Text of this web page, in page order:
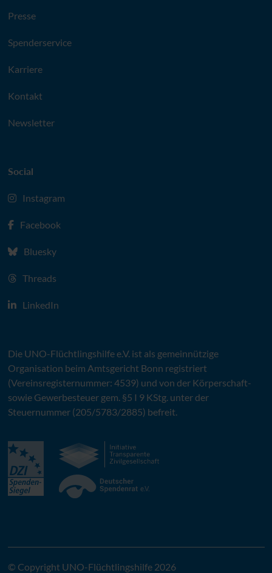
Presse
Spenderservice
Karriere
Kontakt
Newsletter
Social
Instagram
Facebook
Bluesky
Threads
LinkedIn
Die UNO-Flüchtlingshilfe e.V. ist als gemeinnützige
Organisation beim Amtsgericht Bonn registriert
(Vereinsregisternummer: 4539) und von der Körperschaft-
sowie Gewerbesteuer gem. §5 I 9 KStg. unter der
Steuernummer (205/5783/2885) befreit.
© Copyright UNO-Flüchtlingshilfe 2026